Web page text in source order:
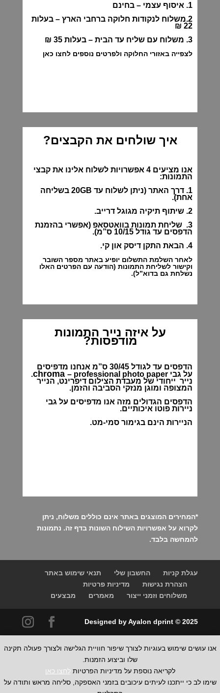
אנו עושים שימוש בעוגיות לצורך שיפור חוויית הגלישה ולצורך פעולה תקינה
שלו וביצוע הזמנות.
לקריאה נוספת על מדיניות הפרטיותלחצו כאן
שימו לב כי ייתכנו לעיתים עיכובים בזמני האספקה, סליחה מראש ותודה על
1. איסוף עצמי – בחינם
2.משלוח לנקודות חלוקה ברחבי הארץ – בעלות
22 ₪
3. משלוח עם שליח עד הבית – בעלות 35 ₪
לצפייה באזורי החלוקה ולפרטים נוספים לחצו כאן
איך שולחים את הקבצים?
אנו מציעים 4 אפשרויות לשלוח אלינו את קבצי
התמונות:
1. דרך האתר (ניתן לשלוח עד 20GB בשליחה
אחת).
2. שיתוף תיקיה מגוגל דרייב.
3. שליחת תמונות בוואטסאפ (אפשרי בהזמנת
הדפסים עד גודל 10/15 ס”מ).
4. הבאת התקן דיסק און קי.
לאחר השלמת התשלום יופיע באתר מספר השובר
וקישור לשליחת התמונות (הודעה עם הפרטים האלו
נשלחת גם בדוא”ל).
על איזה נייר התמונות
מודפסות?
הדפסים עד לגודל 30/45 ס”מ אנחנו מדפיסים
על גבי
chroma – professional photo paper.
נייר ייחודי של מעבדת הצילום דיפרינט, הנייר
המצופה ומוגן מנזקי הסביבה והזמן.
הדפסים הגדולים מזה אנו מדפיסים על גבי
ניירות פוטו איכותיים.
הניירות הינם בגימור סמי-מט.
*המחירים המוצגים באתר אינם כוללים משלוח, ניתן
לקרוא על אפשרויות השילוח השונות בדף זה. נתמונות
להמחשה בלבד.
עגלת קניות החשבון שלי
תנאי שימוש באתר
הצהרת נגישות
מדיניות פרטיות
משלוחים וזמני ייצור
מאמרים מבצעים
Designed by Ayalon dprint © 2025